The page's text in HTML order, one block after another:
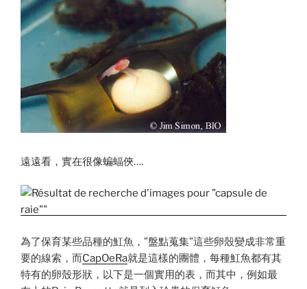
遠遠看，實在很像蝙蝠俠….
為了保育某些品種的魟魚，”盤點蒐集”這些卵殼變成非常重
要的線索，而CapOeRa就是這樣的團體，每種魟魚都有其
特有的卵殼形狀，以下是一個實用的表，而其中，例如最